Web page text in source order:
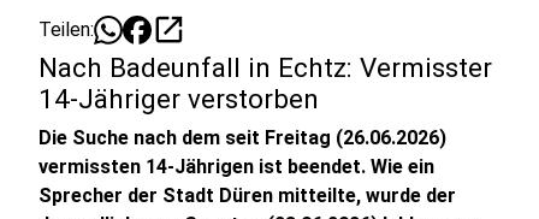
Teilen: open_in_new
Nach Badeunfall in Echtz: Vermisster
14-Jähriger verstorben
Die Suche nach dem seit Freitag (26.06.2026)
vermissten 14-Jährigen ist beendet. Wie ein
Sprecher der Stadt Düren mitteilte, wurde der